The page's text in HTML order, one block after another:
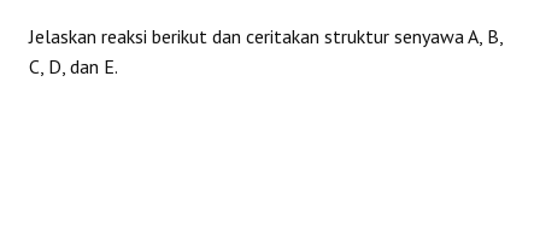
HETEROCYCLES
Jelaskan reaksi berikut dan ceritakan struktur senyawa A, B,
C, D, dan E.